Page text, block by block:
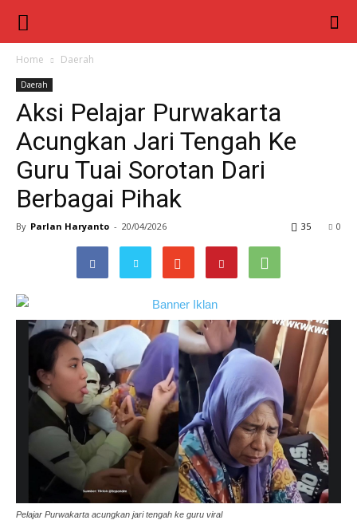
Berita
Inter
Nusa
Home Daerah
Daerah
Aksi Pelajar Purwakarta
Acungkan Jari Tengah Ke
Guru Tuai Sorotan Dari
Berbagai Pihak
By Parlan Haryanto - 20/04/2026 0
35
Pelajar Purwakarta acungkan jari tengah ke guru viral